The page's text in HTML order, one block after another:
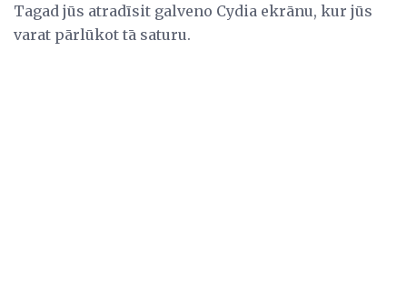
Tagad jūs atradīsit galveno Cydia ekrānu, kur jūs
varat pārlūkot tā saturu.